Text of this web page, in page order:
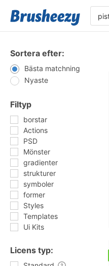
Sortera efter:
Bästa matchning
Nyaste
Filtyp
borstar
Actions
PSD
Mönster
gradienter
strukturer
symboler
former
Styles
Templates
Ui Kits
Licens typ: